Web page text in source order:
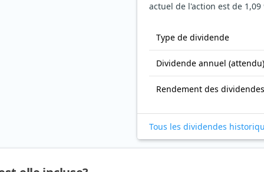
actuel de l'action est de 1,09
Type de dividende
Dividende annuel (attendu)
Rendement des dividendes
Tous les dividendes